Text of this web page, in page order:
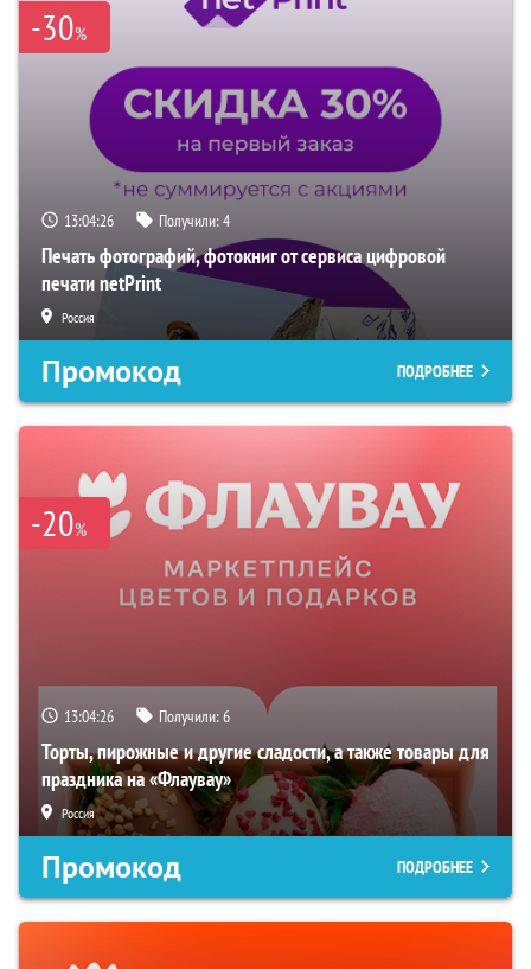
-30%
13:04:25 Получили:4
Печать фотографий, фотокниг от сервиса цифровой
печати netPrint
Россия
Промокод ПОДРОБНЕЕ
-20%
13:04:25 Получили:6
Торты, пирожные и другие сладости, а также товары для
праздника на «Флаувау»
Россия
Промокод ПОДРОБНЕЕ